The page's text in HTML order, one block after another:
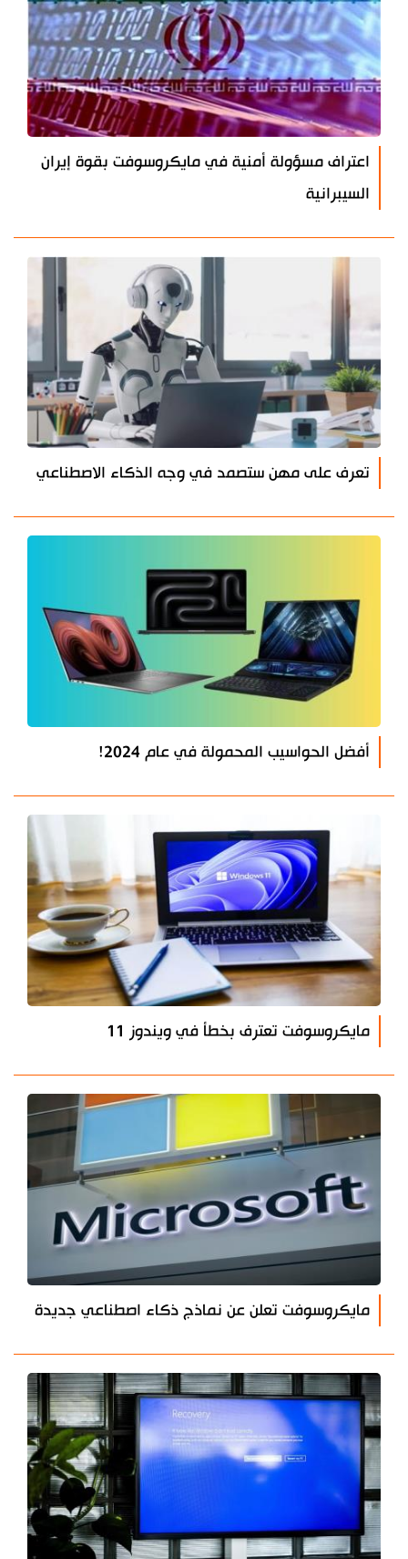
اعتراف مسؤولة أمنية في مايكروسوفت بقوة إيران
السيبرانية
تعرف على مهن ستصمد في وجه الذكاء الاصطناعي
أفضل الحواسيب المحمولة في عام 2024!
مايكروسوفت تعترف بخطأ في ويندوز 11
مايكروسوفت تعلن عن نماذج ذكاء اصطناعي جديدة